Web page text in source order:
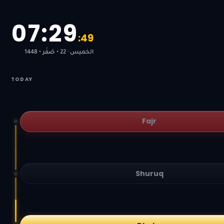
07:29:49
الخميس · 22 • صَفَر • 1448
TODAY
Fajr
Shuruq